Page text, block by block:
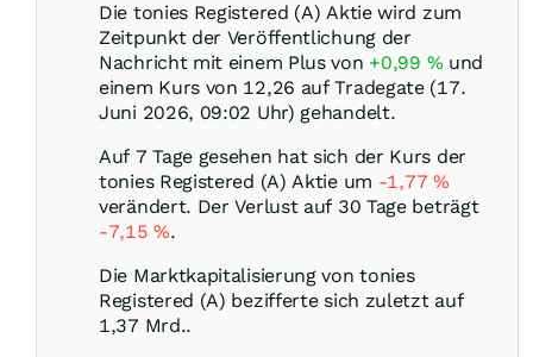
Die tonies Registered (A) Aktie wird zum
Zeitpunkt der Veröffentlichung der
Nachricht mit einem Plus von +0,99 % und
einem Kurs von 12,26 auf Tradegate (17.
Juni 2026, 09:02 Uhr) gehandelt.
Auf 7 Tage gesehen hat sich der Kurs der
tonies Registered (A) Aktie um -1,77 %
verändert. Der Verlust auf 30 Tage beträgt
-7,15%.
Die Marktkapitalisierung von tonies
Registered (A) bezifferte sich zuletzt auf
1,37 Mrd..